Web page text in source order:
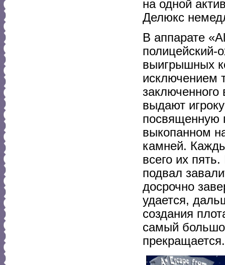
на одной
Делюкс
В аппарате
полицейский-
выигрышных
исключением
заключенного
выдают
посвященную
выкопанном
камней.
всего их
подвал
досрочно
удается,
создания
самый
прекращается.